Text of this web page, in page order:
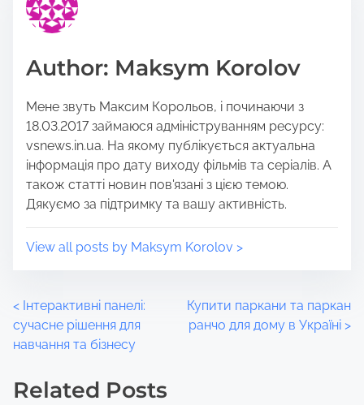
s
p
s
o
n
:
a
d
i
e
Author: Maksym Korolov
Мене звуть Максим Корольов, і починаючи з
18.03.2017 займаюся адмініструванням ресурсу:
vsnews.in.ua. На якому публікується актуальна
інформація про дату виходу фільмів та серіалів. А
також статті новин пов'язані з цією темою.
Дякуємо за підтримку та вашу активність.
View all posts by Maksym Korolov >
P
o
s
< Інтерактивні панелі:
сучасне рішення для
навчання та бізнесу
Купити паркани та паркан
ранчо для дому в Україні >
Related Posts